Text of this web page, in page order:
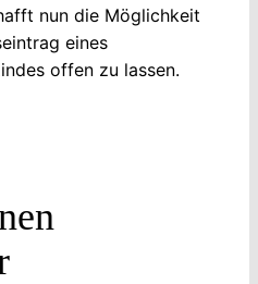
nun die Möglichkeit
eines
offen zu lassen.